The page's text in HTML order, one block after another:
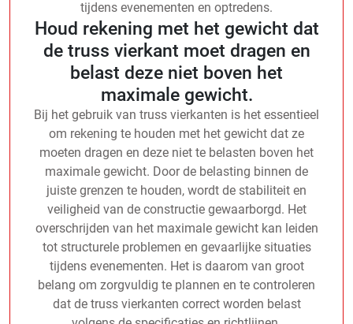
tijdens evenementen en optredens.
Houd rekening met het gewicht dat
de truss vierkant moet dragen en
belast deze niet boven het
maximale gewicht.
Bij het gebruik van truss vierkanten is het essentieel
om rekening te houden met het gewicht dat ze
moeten dragen en deze niet te belasten boven het
maximale gewicht. Door de belasting binnen de
juiste grenzen te houden, wordt de stabiliteit en
veiligheid van de constructie gewaarborgd. Het
overschrijden van het maximale gewicht kan leiden
tot structurele problemen en gevaarlijke situaties
tijdens evenementen. Het is daarom van groot
belang om zorgvuldig te plannen en te controleren
dat de truss vierkanten correct worden belast